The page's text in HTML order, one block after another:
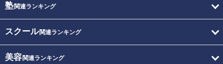
塾関連ランキング
スクール関連ランキング
美容関連ランキング